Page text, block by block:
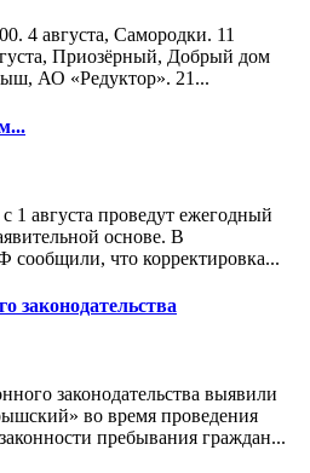
4 августа, Самородки. 11
Приозёрный, Добрый дом
АО «Редуктор». 21...
1 августа проведут ежегодный
основе. В
сообщили, что корректировка...
законодательства
законодательства выявили
во время проведения
пребывания граждан...